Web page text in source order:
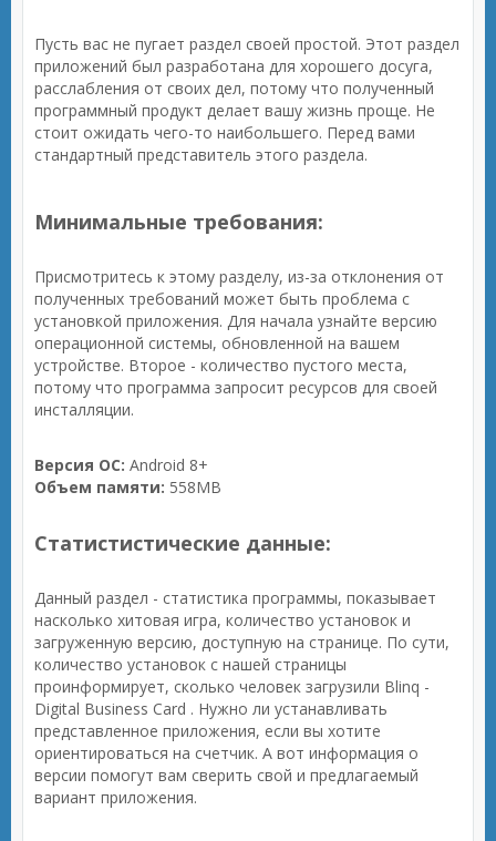
Пусть вас не пугает раздел своей простой. Этот раздел
приложений был разработана для хорошего досуга,
расслабления от своих дел, потому что полученный
программный продукт делает вашу жизнь проще. Не
стоит ожидать чего-то наибольшего. Перед вами
стандартный представитель этого раздела.
Минимальные требования:
Присмотритесь к этому разделу, из-за отклонения от
полученных требований может быть проблема с
установкой приложения. Для начала узнайте версию
операционной системы, обновленной на вашем
устройстве. Второе - количество пустого места,
потому что программа запросит ресурсов для своей
инсталляции.
Версия ОС: Android 8+
Объем памяти: 558MB
Статистистические данные:
Данный раздел - статистика программы, показывает
насколько хитовая игра, количество установок и
загруженную версию, доступную на странице. По сути,
количество установок с нашей страницы
проинформирует, сколько человек загрузили Blinq -
Digital Business Card . Нужно ли устанавливать
представленное приложения, если вы хотите
ориентироваться на счетчик. А вот информация о
версии помогут вам сверить свой и предлагаемый
вариант приложения.